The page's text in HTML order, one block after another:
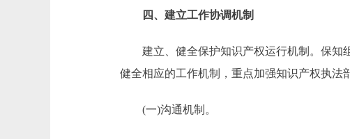
四、建立工作协调机制
建立、健全保护知识产权运行机制。保知组
健全相应的工作机制，重点加强知识产权执法
(一)沟通机制。